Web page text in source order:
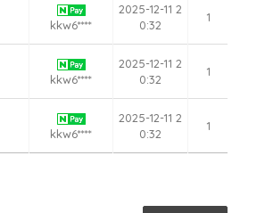
kkw6****
2025-12-11 2
0:32
1
kkw6****
2025-12-11 2
0:32
1
kkw6****
2025-12-11 2
0:32
1